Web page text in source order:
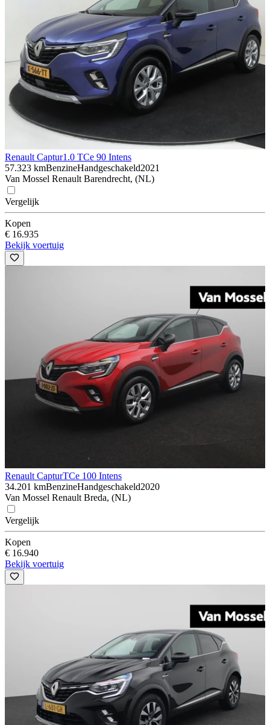
Renault Captur1.0 TCe 90 Intens
57.323 kmBenzineHandgeschakeld2021
Van Mossel Renault Barendrecht, (NL)
Vergelijk
Kopen
€ 16.935
Bekijk voertuig
Renault CapturTCe 100 Intens
34.201 kmBenzineHandgeschakeld2020
Van Mossel Renault Breda, (NL)
Vergelijk
Kopen
€ 16.940
Bekijk voertuig